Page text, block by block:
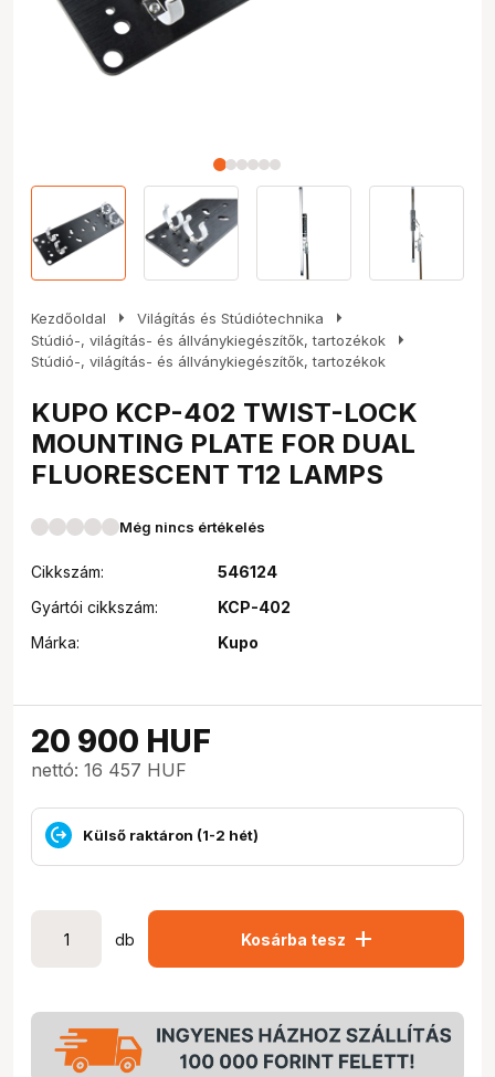
Kezdőoldal arrow_right Világítás és Stúdiótechnika arrow_right
Stúdió-, világítás- és állványkiegészítők, tartozékok arrow_right
Stúdió-, világítás- és állványkiegészítők, tartozékok
KUPO KCP-402 TWIST-LOCK
MOUNTING PLATE FOR DUAL
FLUORESCENT T12 LAMPS
Még nincs értékelés
Cikkszám:
546124
Gyártói cikkszám:
KCP-402
Márka:
Kupo
20 900 HUF
nettó: 16 457 HUF
Külső raktáron (1-2 hét)
db Kosárba tesz add